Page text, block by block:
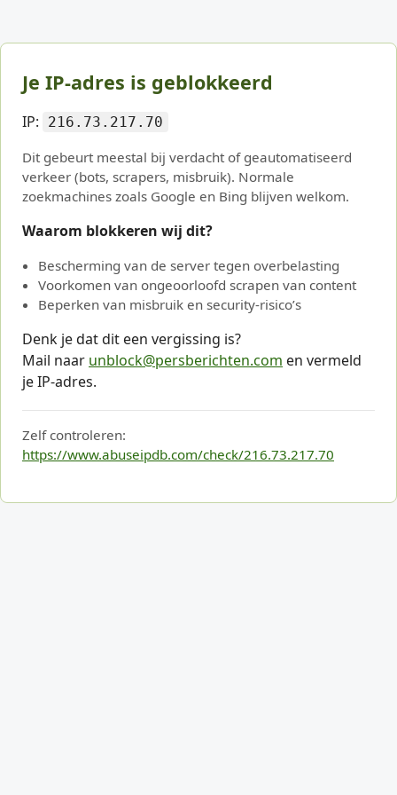
Je IP-adres is geblokkeerd
IP: 216.73.217.70
Dit gebeurt meestal bij verdacht of geautomatiseerd
verkeer (bots, scrapers, misbruik). Normale
zoekmachines zoals Google en Bing blijven welkom.
Waarom blokkeren wij dit?
Bescherming van de server tegen overbelasting
Voorkomen van ongeoorloofd scrapen van content
Beperken van misbruik en security-risico’s
Denk je dat dit een vergissing is?
Mail naar unblock@persberichten.com en vermeld
je IP-adres.
Zelf controleren:
https://www.abuseipdb.com/check/216.73.217.70